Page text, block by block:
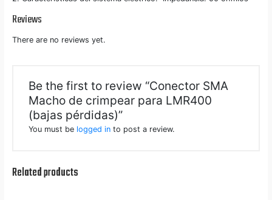
Reviews
There are no reviews yet.
Be the first to review “Conector SMA
Macho de crimpear para LMR400
(bajas pérdidas)”
You must be logged in to post a review.
Related products